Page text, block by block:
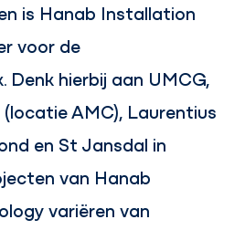
is Hanab Installation
voor de
Denk hierbij aan UMCG,
AMC), Laurentius
en St Jansdal in
van Hanab
variëren van